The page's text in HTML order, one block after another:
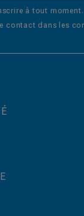
à tout
contact dans les